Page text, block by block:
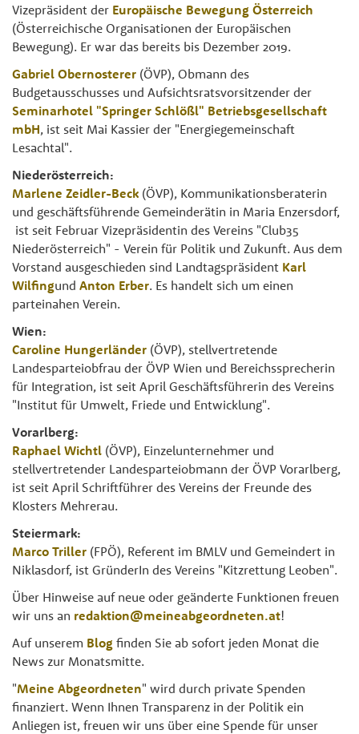
Vizepräsident der Europäische Bewegung Österreich
(Österreichische Organisationen der Europäischen
Bewegung). Er war das bereits bis Dezember 2019.
Gabriel Obernosterer (ÖVP), Obmann des
Budgetausschusses und Aufsichtsratsvorsitzender der
Seminarhotel "Springer Schlößl" Betriebsgesellschaft
mbH, ist seit Mai Kassier der "Energiegemeinschaft
Lesachtal".
Niederösterreich:
Marlene Zeidler-Beck (ÖVP), Kommunikationsberaterin
und geschäftsführende Gemeinderätin in Maria Enzersdorf,
ist seit Februar Vizepräsidentin des Vereins "Club35
Niederösterreich" - Verein für Politik und Zukunft. Aus dem
Vorstand ausgeschieden sind Landtagspräsident Karl
Wilfingund Anton Erber. Es handelt sich um einen
parteinahen Verein.
Wien:
Caroline Hungerländer (ÖVP), stellvertretende
Landesparteiobfrau der ÖVP Wien und Bereichssprecherin
für Integration, ist seit April Geschäftsführerin des Vereins
"Institut für Umwelt, Friede und Entwicklung".
Vorarlberg:
Raphael Wichtl (ÖVP), Einzelunternehmer und
stellvertretender Landesparteiobmann der ÖVP Vorarlberg,
ist seit April Schriftführer des Vereins der Freunde des
Klosters Mehrerau.
Steiermark:
Marco Triller (FPÖ), Referent im BMLV und Gemeindert in
Niklasdorf, ist GründerIn des Vereins "Kitzrettung Leoben".
Über Hinweise auf neue oder geänderte Funktionen freuen
wir uns an redaktion@meineabgeordneten.at!
Auf unserem Blog finden Sie ab sofort jeden Monat die
News zur Monatsmitte.
"Meine Abgeordneten" wird durch private Spenden
finanziert. Wenn Ihnen Transparenz in der Politik ein
Anliegen ist, freuen wir uns über eine Spende für unser